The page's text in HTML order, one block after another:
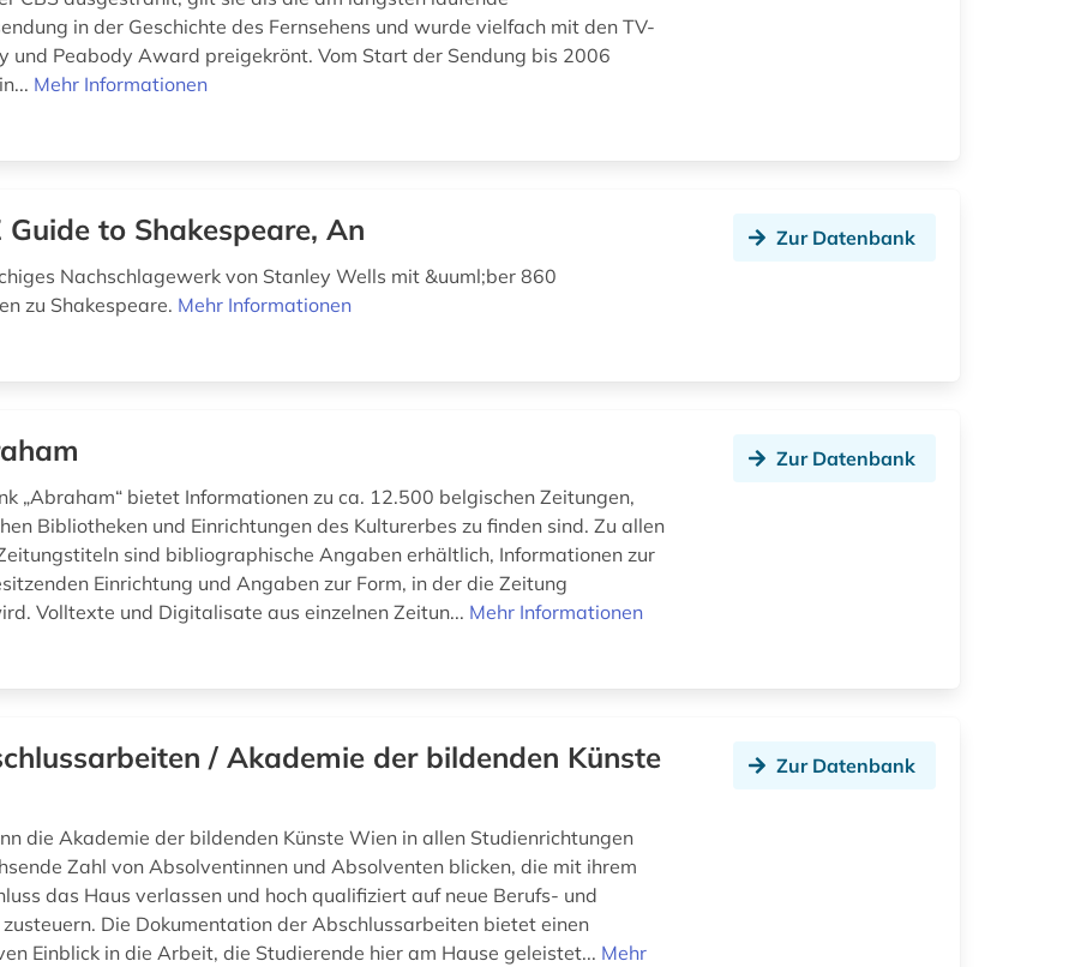
in der Geschichte des Fernsehens und wurde vielfach mit den TV-
und Peabody Award preigekrönt. Vom Start der Sendung bis 2006
Mehr Informationen
to Shakespeare, An
Nachschlagewerk von Stanley Wells mit &uuml;ber 860
zu Shakespeare. Mehr Informationen
Zur Datenbank
„Abraham“ bietet Informationen zu ca. 12.500 belgischen Zeitungen,
Bibliotheken und Einrichtungen des Kulturerbes zu finden sind. Zu allen
sind bibliographische Angaben erhältlich, Informationen zur
Einrichtung und Angaben zur Form, in der die Zeitung
Volltexte und Digitalisate aus einzelnen Zeitun... Mehr Informationen
Zur Datenbank
/ Akademie der bildenden Künste
die Akademie der bildenden Künste Wien in allen Studienrichtungen
Zahl von Absolventinnen und Absolventen blicken, die mit ihrem
das Haus verlassen und hoch qualifiziert auf neue Berufs- und
Die Dokumentation der Abschlussarbeiten bietet einen
Einblick in die Arbeit, die Studierende hier am Hause geleistet... Mehr
Zur Datenbank